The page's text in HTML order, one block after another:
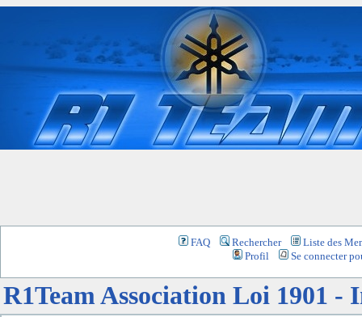
FAQ Rechercher
Liste des
Profil
Se connecter
R1Team Association Loi 1901 -